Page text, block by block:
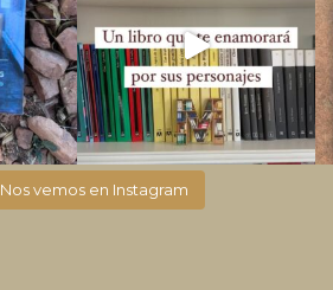
Nos vemos en Instagram